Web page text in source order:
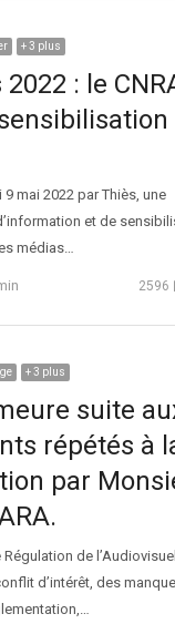
+ 3 plus
: le
mai 2022 par Thiès, une
et de
médias…
2596
+ 3 plus
suite
répétés à
par
de
d’intérêt, des